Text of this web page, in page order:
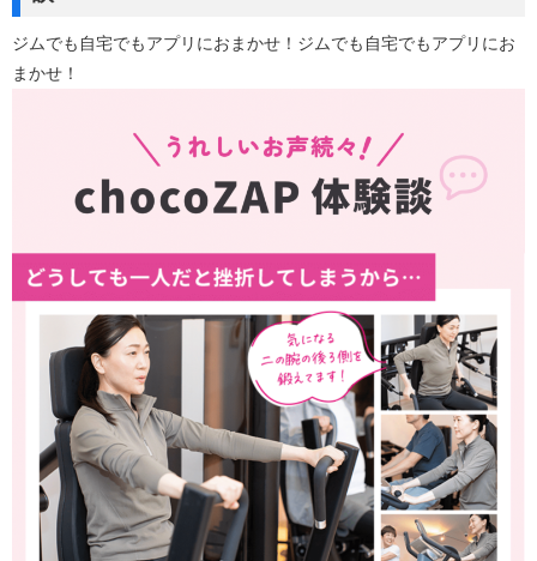
ジムでも自宅でもアプリにおまかせ！ジムでも自宅でもアプリにお
まかせ！